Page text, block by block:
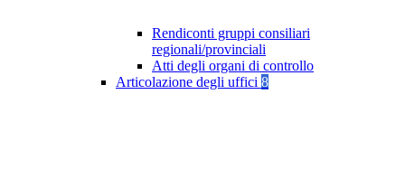
Rendiconti gruppi consiliari
regionali/provinciali
Atti degli organi di controllo
Articolazione degli uffici 8